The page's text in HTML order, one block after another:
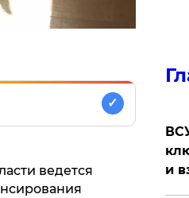
✓
ведется
и